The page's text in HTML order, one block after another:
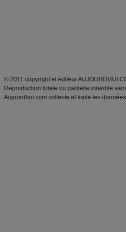
© 2011 copyright et éditeur
Reproduction totale ou partielle interdite
Aujourdhui.com collecte et traite les